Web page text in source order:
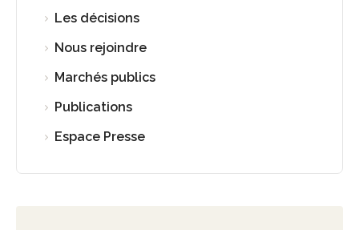
Les décisions
Nous rejoindre
Marchés publics
Publications
Espace Presse